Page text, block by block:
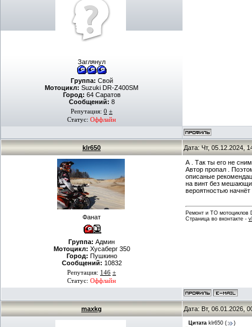
Заглянул
Группа: Свой
Мотоцикл: Suzuki DR-Z400SM
Город: 64 Саратов
Сообщений: 8
Репутация: 0 ±
Статус: Оффлайн
klr650 Дата: Чт, 05.12.2024,
Фанат
Группа: Админ
Мотоцикл: Хусаберг 350
Город: Пушкино
Сообщений: 10832
Репутация: 146 ±
Статус: Оффлайн
А . Так ты его не
Автор пропал .
описаные
на винт без
вероятностью
Ремонт и ТО мотоциклов
Страница во вконтакте -
maxkg Дата: Вт, 06.01.2026,
Цитата klr650 (
)